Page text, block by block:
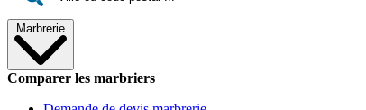
Marbrerie
Comparer les marbriers